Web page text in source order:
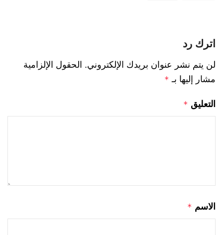
اترك رد
لن يتم نشر عنوان بريدك الإلكتروني. الحقول الإلزامية
مشار إليها بـ *
التعليق *
الاسم *